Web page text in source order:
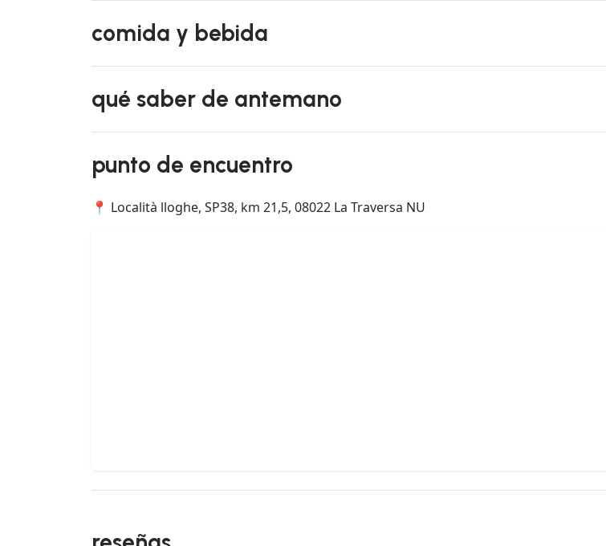
comida y bebida
qué saber de antemano
punto de encuentro
📍 Località lloghe, SP38, km 21,5, 08022 La Traversa NU